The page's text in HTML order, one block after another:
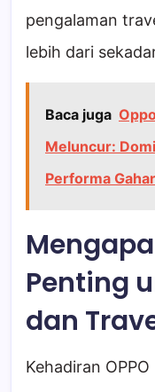
pengalaman
lebih dari
Baca juga
Meluncur:
Performa
Penting
dan
Kehadiran